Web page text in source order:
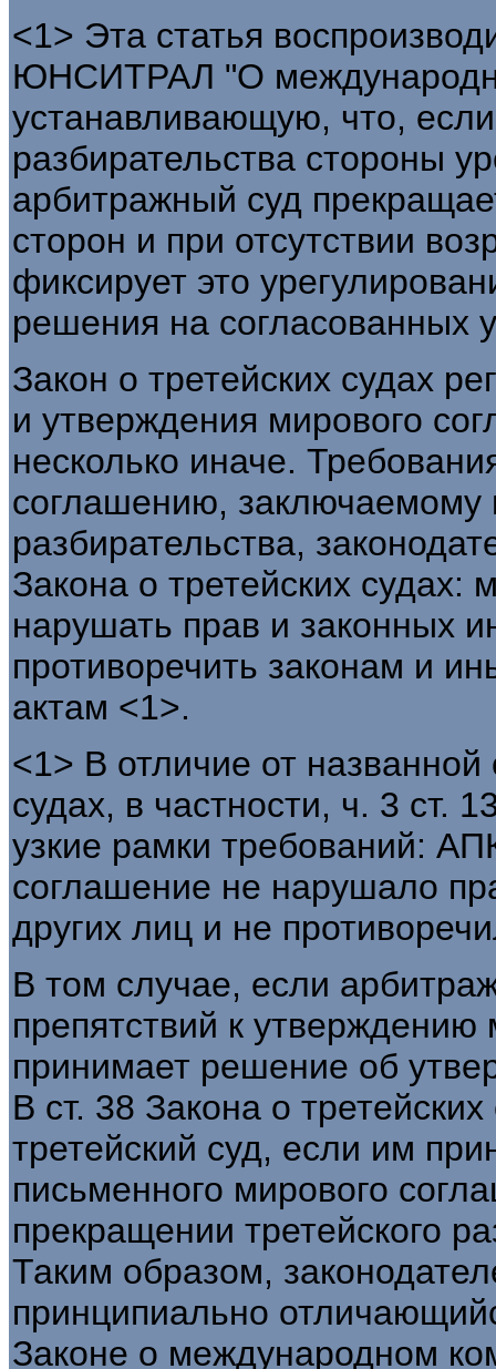
<1> Эта статья
ЮНСИТРАЛ "О
устанавливающую, что,
разбирательства стороны
арбитражный суд
сторон и при отсутствии
фиксирует это
решения на согласованных
Закон о третейских судах
и утверждения мирового
несколько иначе.
соглашению, заключаемому
разбирательства,
Закона о третейских
нарушать прав и законных
противоречить законам и
актам <1>.
<1> В отличие от названной
судах, в частности, ч. 3 ст.
узкие рамки требований:
соглашение не нарушало
других лиц и не
В том случае, если
препятствий к
принимает решение об
В ст. 38 Закона о
третейский суд, если им
письменного мирового
прекращении третейского
Таким образом,
принципиально
Законе о международном